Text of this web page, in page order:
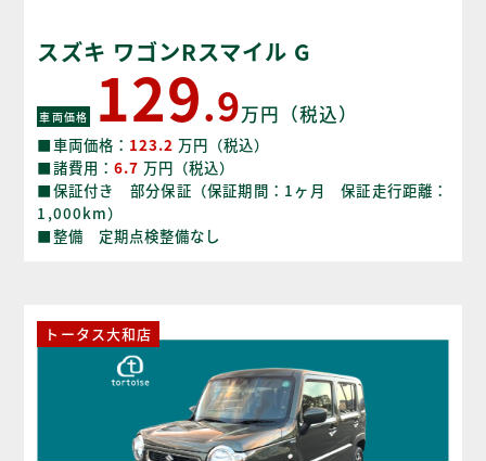
スズキ ワゴンRスマイル G
車両価格 129.9万円（税込）
■車両価格： 123.2 万円（税込）
■諸費用： 6.7 万円（税込）
■保証付き 部分保証（保証期間：1ヶ月 保証走行距離：
1,000km）
■整備 定期点検整備なし
トータス大和店